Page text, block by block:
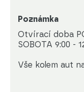
Poznámka
Otvírací doba
SOBOTA 9:00 -
Vše kolem aut